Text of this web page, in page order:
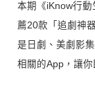
本期《iKnow行
薦20款「追劇神
是日劇、美劇影
相關的App，讓你